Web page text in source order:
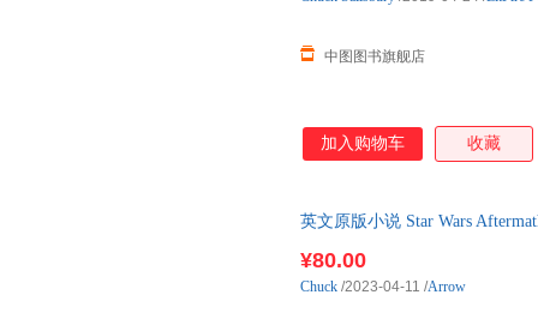
中图图书旗舰店
加入购物车 收藏
英文原版小说 Star Wars
¥80.00
Chuck /2023-04-11 /Arrow